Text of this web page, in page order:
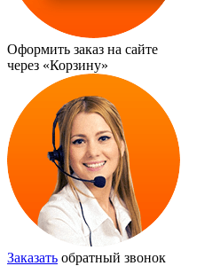
Оформить заказ на сайте
через «Корзину»
Заказать обратный звонок